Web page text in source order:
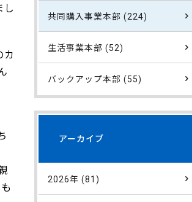
し
カ
共同購入事業本部 (224)
生活事業本部 (52)
バックアップ本部 (55)
アーカイブ
2026年 (81)